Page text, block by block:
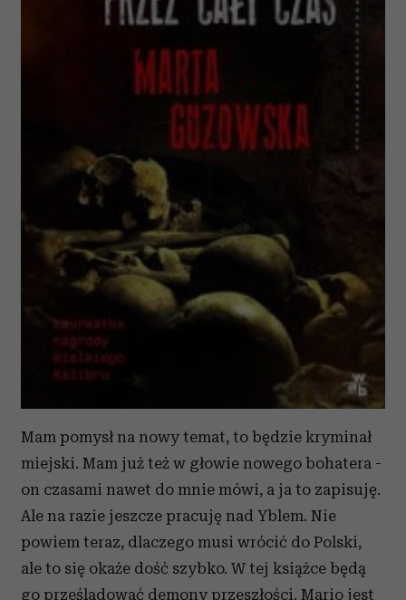
korzystasz z naszej witryny, udostępniamy partnerom
Partnerzy mogą połączyć te informacje z innymi danymi
otrzymanymi od Ciebie lub uzyskanymi podczas
Mam pomysł na nowy temat, to będzie kryminał
miejski. Mam już też w głowie nowego bohatera -
on czasami nawet do mnie mówi, a ja to zapisuję.
Ale na razie jeszcze pracuję nad Yblem. Nie
powiem teraz, dlaczego musi wrócić do Polski,
ale to się okaże dość szybko. W tej książce będą
go prześladować demony przeszłości. Mario jest